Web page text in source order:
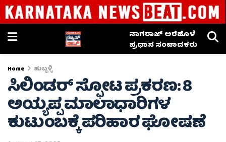
ನಾಗರಾಜ್ ಅರೆಹೊಳೆ
ಪ್ರಧಾನ ಸಂಪಾದಕರು
Home ಹುಬ್ಬಳ್ಳಿ
ಸಿಲಿಂಡರ್ ಸ್ಫೋಟ ಪ್ರಕರಣ: 8
ಅಯ್ಯಪ್ಪ ಮಾಲಾಧಾರಿಗಳ
ಕುಟುಂಬಕ್ಕೆ ಪರಿಹಾರ ಘೋಷಣೆ